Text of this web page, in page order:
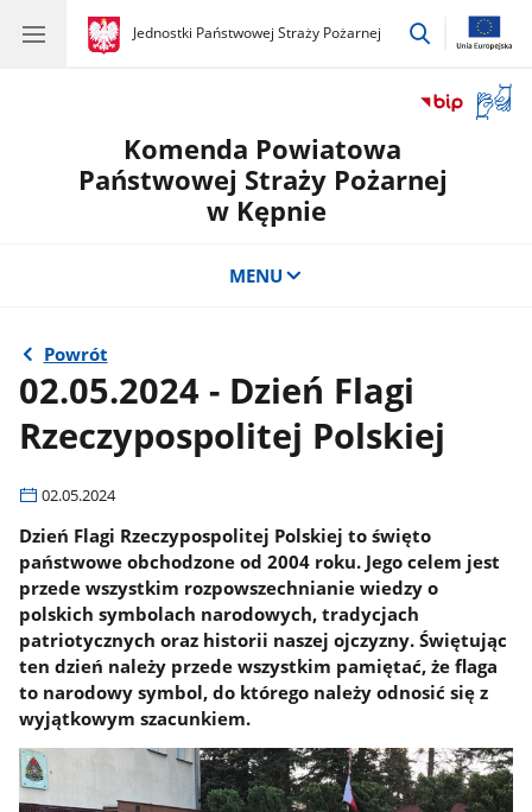
gov.pl
Jednostki Państwowej Straży Pożarnej
gov.pl
Jednostki
przejdź
okno
Komenda Powiatowa
Państwowej Straży Pożarnej
w Kępnie
MENU
Powrót
02.05.2024 - Dzień Flagi
Rzeczypospolitej Polskiej
02.05.2024
Dzień Flagi Rzeczypospolitej Polskiej to święto
państwowe obchodzone od 2004 roku. Jego celem jest
przede wszystkim rozpowszechnianie wiedzy o
polskich symbolach narodowych, tradycjach
patriotycznych oraz historii naszej ojczyzny. Świętując
ten dzień należy przede wszystkim pamiętać, że flaga
to narodowy symbol, do którego należy odnosić się z
wyjątkowym szacunkiem.